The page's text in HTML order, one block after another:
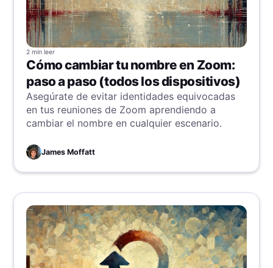
2 min leer
Cómo cambiar tu nombre en Zoom:
paso a paso (todos los dispositivos)
Asegúrate de evitar identidades equivocadas
en tus reuniones de Zoom aprendiendo a
cambiar el nombre en cualquier escenario.
James Moffatt